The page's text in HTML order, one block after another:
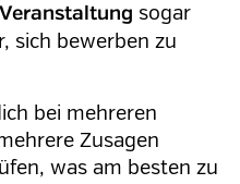
sogar
sich bewerben zu
bei mehreren
Zusagen
was am besten zu